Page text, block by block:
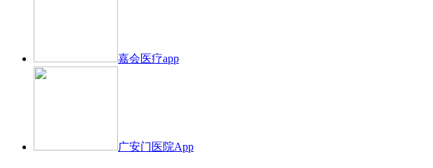
嘉会医疗app
广安门医院App